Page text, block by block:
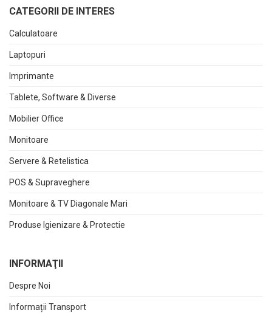
CATEGORII DE INTERES
Calculatoare
Laptopuri
Imprimante
Tablete, Software & Diverse
Mobilier Office
Monitoare
Servere & Retelistica
POS & Supraveghere
Monitoare & TV Diagonale Mari
Produse Igienizare & Protectie
INFORMAŢII
Despre Noi
Informații Transport